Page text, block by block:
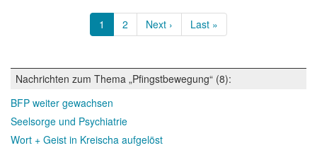
Seitennummerierung
Aktuelle
Seite
1 Page
2
Nächste
Seite
Next ›
Letzte
Seite
Last »
Nachrichten zum Thema „Pfingstbewegung“ (8):
BFP weiter gewachsen
Seelsorge und Psychiatrie
Wort + Geist in Kreischa aufgelöst